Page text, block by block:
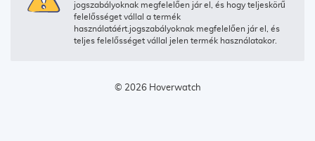
jogszabályoknak megfelelően jár el, és hogy teljeskörű
felelősséget vállal a termék
használatáért.jogszabályoknak megfelelően jár el, és
teljes felelősséget vállal jelen termék használatakor.
© 2026 Hoverwatch